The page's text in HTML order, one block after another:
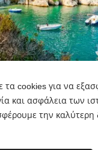
τα cookies για να
και ασφάλεια των
την καλύτερη